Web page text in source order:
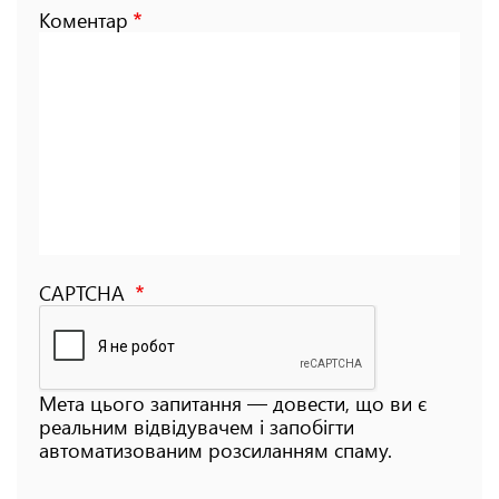
Коментар
CAPTCHA
Мета цього запитання — довести, що ви є
реальним відвідувачем і запобігти
автоматизованим розсиланням спаму.